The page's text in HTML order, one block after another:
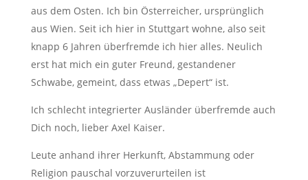
aus dem Osten. Ich bin Österreicher, ursprünglich
aus Wien. Seit ich hier in Stuttgart wohne, also seit
knapp 6 Jahren überfremde ich hier alles. Neulich
erst hat mich ein guter Freund, gestandener
Schwabe, gemeint, dass etwas „Depert“ ist.
Ich schlecht integrierter Ausländer überfremde auch
Dich noch, lieber Axel Kaiser.
Leute anhand ihrer Herkunft, Abstammung oder
Religion pauschal vorzuverurteilen ist